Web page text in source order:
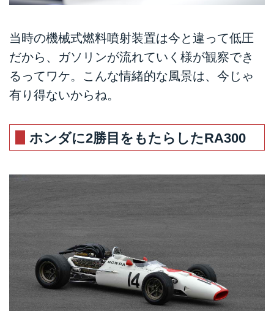
当時の機械式燃料噴射装置は今と違って低圧
だから、ガソリンが流れていく様が観察でき
るってワケ。こんな情緒的な風景は、今じゃ
有り得ないからね。
ホンダに2勝目をもたらしたRA300